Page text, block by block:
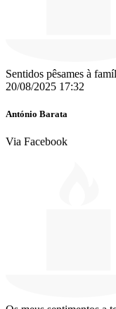
Sentidos pêsames à
20/08/2025 17:32
António Barata
Via Facebook